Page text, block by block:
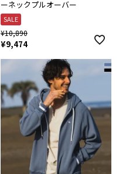
ーネックプルオーバー
SALE
¥10,890
¥9,474